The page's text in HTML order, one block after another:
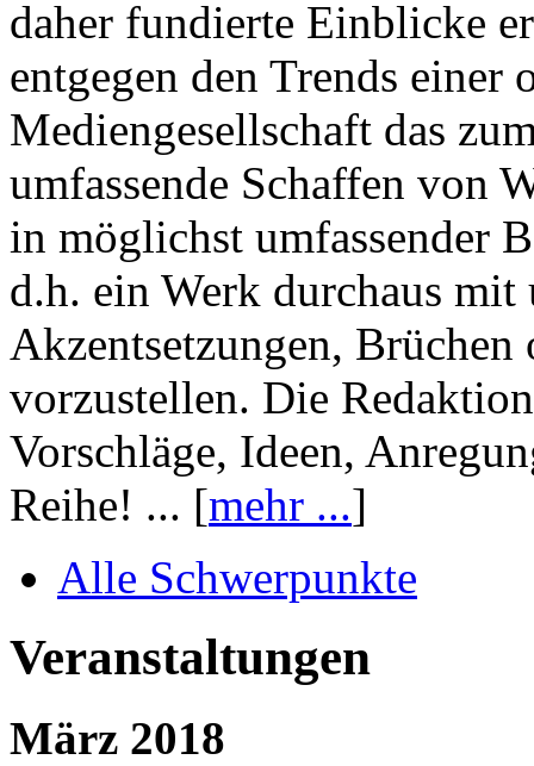
daher fundierte Einblicke
entgegen den Trends einer
Mediengesellschaft das
umfassende Schaffen von
in möglichst umfassender
d.h. ein Werk durchaus mit
Akzentsetzungen, Brüchen
vorzustellen. Die
Vorschläge, Ideen,
Reihe! ... [mehr ...]
Alle Schwerpunkte
Veranstaltungen
März 2018